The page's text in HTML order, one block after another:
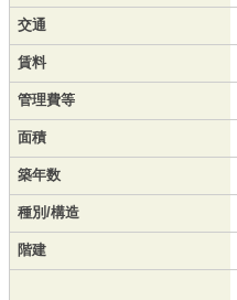
交通
賃料
管理費等
面積
築年数
種別/構造
階建